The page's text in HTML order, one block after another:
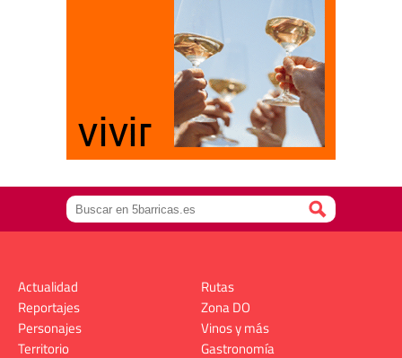
Actualidad
Reportajes
Personajes
Territorio
Rutas
Zona DO
Vinos y más
Gastronomía